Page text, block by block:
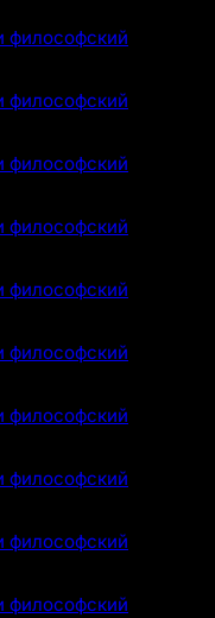
философский
философский
философский
философский
философский
философский
философский
философский
философский
философский